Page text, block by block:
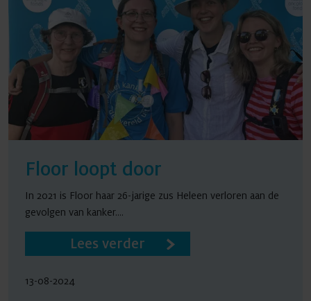
Floor loopt door
In 2021 is Floor haar 26-jarige zus Heleen verloren aan de
gevolgen van kanker....
Lees verder
13-08-2024